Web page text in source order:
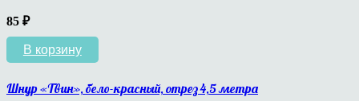
85 ₽
В корзину
Шнур «Твин», бело-красный, отрез 4,5 метра